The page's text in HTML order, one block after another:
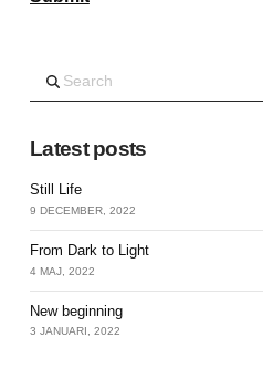
Latest posts
Still Life
9 DECEMBER, 2022
From Dark to Light
4 MAJ, 2022
New beginning
3 JANUARI, 2022